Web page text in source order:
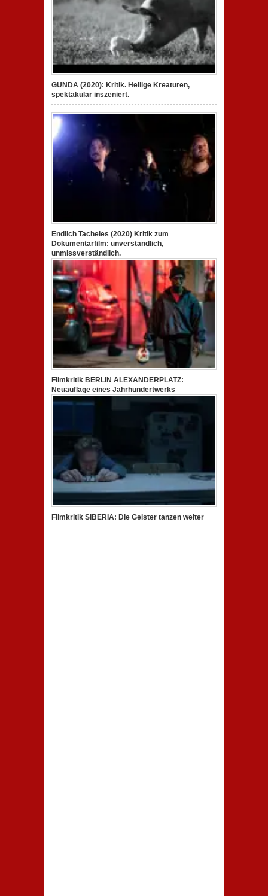
GUNDA (2020): Kritik. Heilige Kreaturen,
spektakulär inszeniert.
Endlich Tacheles (2020) Kritik zum
Dokumentarfilm: unverständlich,
unmissverständlich.
Filmkritik BERLIN ALEXANDERPLATZ:
Neuauflage eines Jahrhundertwerks
Filmkritik SIBERIA: Die Geister tanzen weiter